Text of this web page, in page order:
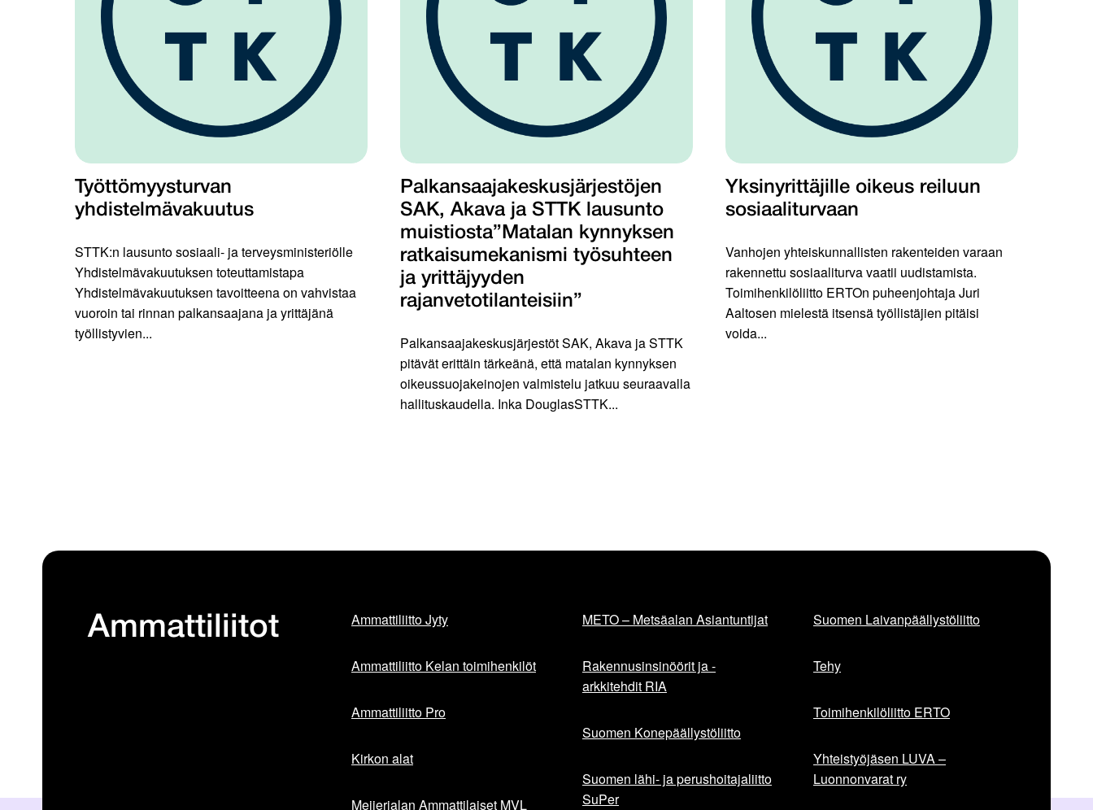
Työttömyysturvan
yhdistelmävakuutus
STTK:n lausunto sosiaali- ja terveysministeriölle
Yhdistelmävakuutuksen toteuttamistapa
Yhdistelmävakuutuksen tavoitteena on vahvistaa
vuoroin tai rinnan palkansaajana ja yrittäjänä
työllistyvien...
Palkansaajakeskusjärjestöjen
SAK, Akava ja STTK lausunto
muistiosta”Matalan kynnyksen
ratkaisumekanismi työsuhteen
ja yrittäjyyden
rajanvetotilanteisiin”
Palkansaajakeskusjärjestöt SAK, Akava ja STTK
pitävät erittäin tärkeänä, että matalan kynnyksen
oikeussuojakeinojen valmistelu jatkuu seuraavalla
hallituskaudella. Inka DouglasSTTK...
Yksinyrittäjille oikeus reiluun
sosiaaliturvaan
Vanhojen yhteiskunnallisten rakenteiden varaan
rakennettu sosiaaliturva vaatii uudistamista.
Toimihenkilöliitto ERTOn puheenjohtaja Juri
Aaltosen mielestä itsensä työllistäjien pitäisi
voida...
Ammattiliitot Ammattiliitto Jyty
Ammattiliitto Kelan toimihenkilöt
Ammattiliitto Pro
Kirkon alat
Meijerialan Ammattilaiset MVL
METO – Metsäalan Asiantuntijat
Rakennusinsinöörit ja -
arkkitehdit RIA
Suomen Konepäällystöliitto
Suomen lähi- ja perushoitajaliitto
SuPer
Suomen Laivanpäällystöliitto
Tehy
Toimihenkilöliitto ERTO
Yhteistyöjäsen LUVA –
Luonnonvarat ry